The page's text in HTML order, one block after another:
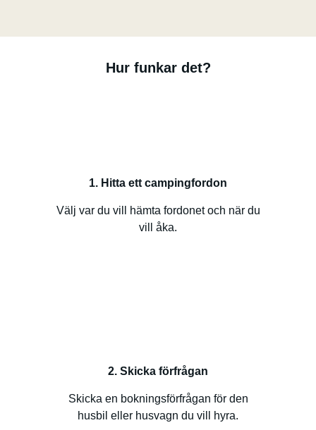
Hur funkar det?
1. Hitta ett campingfordon
Välj var du vill hämta fordonet och när du
vill åka.
2. Skicka förfrågan
Skicka en bokningsförfrågan för den
husbil eller husvagn du vill hyra.